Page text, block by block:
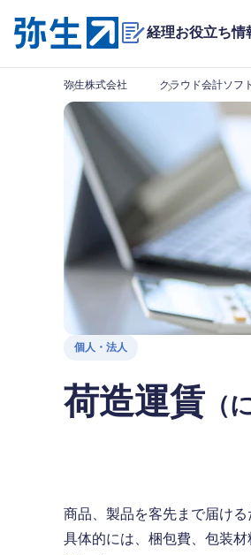
経理お役立ち情
弥生株式会社 クラウド会計ソフト
個人・法人
荷造運賃 （
商品、製品を客先まで届ける
具体的には、梱包費、包装